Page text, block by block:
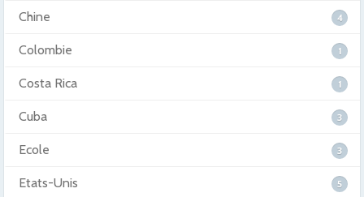
Chine 4
Colombie 1
Costa Rica 1
Cuba 3
Ecole 3
Etats-Unis 5